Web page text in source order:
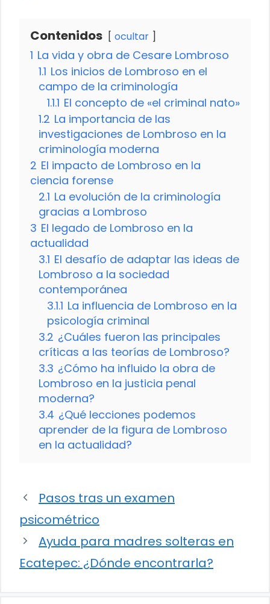
Contenidos ocultar
1 La vida y obra de Cesare Lombroso
1.1 Los inicios de Lombroso en el
campo de la criminología
1.1.1 El concepto de «el criminal nato»
1.2 La importancia de las
investigaciones de Lombroso en la
criminología moderna
2 El impacto de Lombroso en la
ciencia forense
2.1 La evolución de la criminología
gracias a Lombroso
3 El legado de Lombroso en la
actualidad
3.1 El desafío de adaptar las ideas de
Lombroso a la sociedad
contemporánea
3.1.1 La influencia de Lombroso en la
psicología criminal
3.2 ¿Cuáles fueron las principales
críticas a las teorías de Lombroso?
3.3 ¿Cómo ha influido la obra de
Lombroso en la justicia penal
moderna?
3.4 ¿Qué lecciones podemos
aprender de la figura de Lombroso
en la actualidad?
Pasos tras un examen
psicométrico
Ayuda para madres solteras en
Ecatepec: ¿Dónde encontrarla?